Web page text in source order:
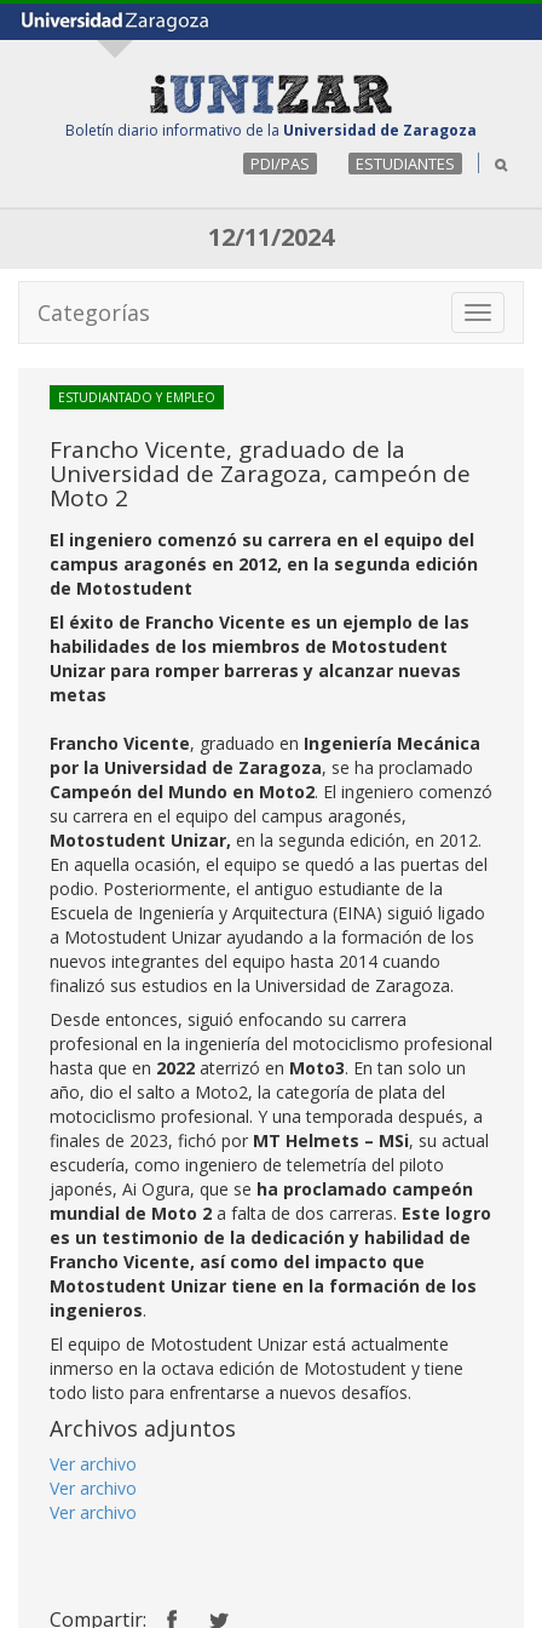
Boletín diario informativo de la Universidad de Zaragoza
PDI/PAS ESTUDIANTES
12/11/2024
Toggle
Categorías
ESTUDIANTADO Y EMPLEO
Francho Vicente, graduado de la
Universidad de Zaragoza, campeón de
Moto 2
El ingeniero comenzó su carrera en el equipo del
campus aragonés en 2012, en la segunda edición
de Motostudent
El éxito de Francho Vicente es un ejemplo de las
habilidades de los miembros de Motostudent
Unizar para romper barreras y alcanzar nuevas
metas
Francho Vicente, graduado en Ingeniería Mecánica
por la Universidad de Zaragoza, se ha proclamado
Campeón del Mundo en Moto2. El ingeniero comenzó
su carrera en el equipo del campus aragonés,
Motostudent Unizar, en la segunda edición, en 2012.
En aquella ocasión, el equipo se quedó a las puertas del
podio. Posteriormente, el antiguo estudiante de la
Escuela de Ingeniería y Arquitectura (EINA) siguió ligado
a Motostudent Unizar ayudando a la formación de los
nuevos integrantes del equipo hasta 2014 cuando
finalizó sus estudios en la Universidad de Zaragoza.
Desde entonces, siguió enfocando su carrera
profesional en la ingeniería del motociclismo profesional
hasta que en 2022 aterrizó en Moto3. En tan solo un
año, dio el salto a Moto2, la categoría de plata del
motociclismo profesional. Y una temporada después, a
finales de 2023, fichó por MT Helmets – MSi, su actual
escudería, como ingeniero de telemetría del piloto
japonés, Ai Ogura, que se ha proclamado campeón
mundial de Moto 2 a falta de dos carreras. Este logro
es un testimonio de la dedicación y habilidad de
Francho Vicente, así como del impacto que
Motostudent Unizar tiene en la formación de los
ingenieros.
El equipo de Motostudent Unizar está actualmente
inmerso en la octava edición de Motostudent y tiene
todo listo para enfrentarse a nuevos desafíos.
Archivos adjuntos
Ver archivo
Ver archivo
Ver archivo
Compartir: